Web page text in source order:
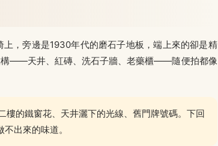
，旁邊是1930年代的磨石子地板，端上來的卻是精
構——天井、紅磚、洗石子牆、老藥櫃——隨便拍都像
的鐵窗花、天井灑下的光線、舊門牌號碼。下回
出來的味道。